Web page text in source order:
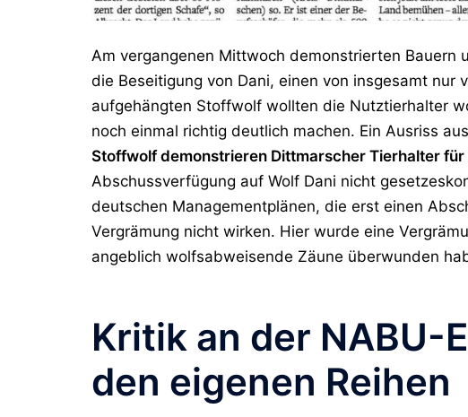
Am vergangenen Mittwoch demonstrierten Bauern
die Beseitigung von Dani, einen von insgesamt nur
aufgehängten Stoffwolf wollten die Nutztierhalter
noch einmal richtig deutlich machen. Ein Ausriss
Stoffwolf demonstrieren Dittmarscher Tierhalter für
Abschussverfügung auf Wolf Dani nicht
deutschen Managementplänen, die erst einen
Vergrämung nicht wirken. Hier wurde eine
angeblich wolfsabweisende Zäune überwunden
Kritik an der NABU-
den eigenen Reihen